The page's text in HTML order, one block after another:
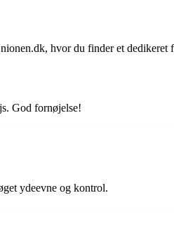
hvor du finder et dedikeret
God fornøjelse!
ydeevne og kontrol.